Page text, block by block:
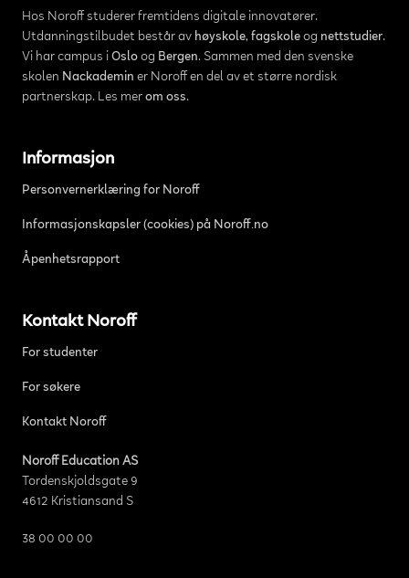
Hos Noroff studerer fremtidens digitale innovatører.
Utdanningstilbudet består av høyskole, fagskoleog nettstudier.
Vi har campus i Osloog Bergen. Sammen med den svenske
skolen Nackademin er Noroff en del av et større nordisk
partnerskap. Les mer om oss.
Informasjon
Personvernerklæring for Noroff
Informasjonskapsler (cookies) på Noroff.no
Åpenhetsrapport
Kontakt Noroff
For studenter
For søkere
Kontakt Noroff
Noroff Education AS
Tordenskjoldsgate 9
4612 Kristiansand S
38 00 00 00